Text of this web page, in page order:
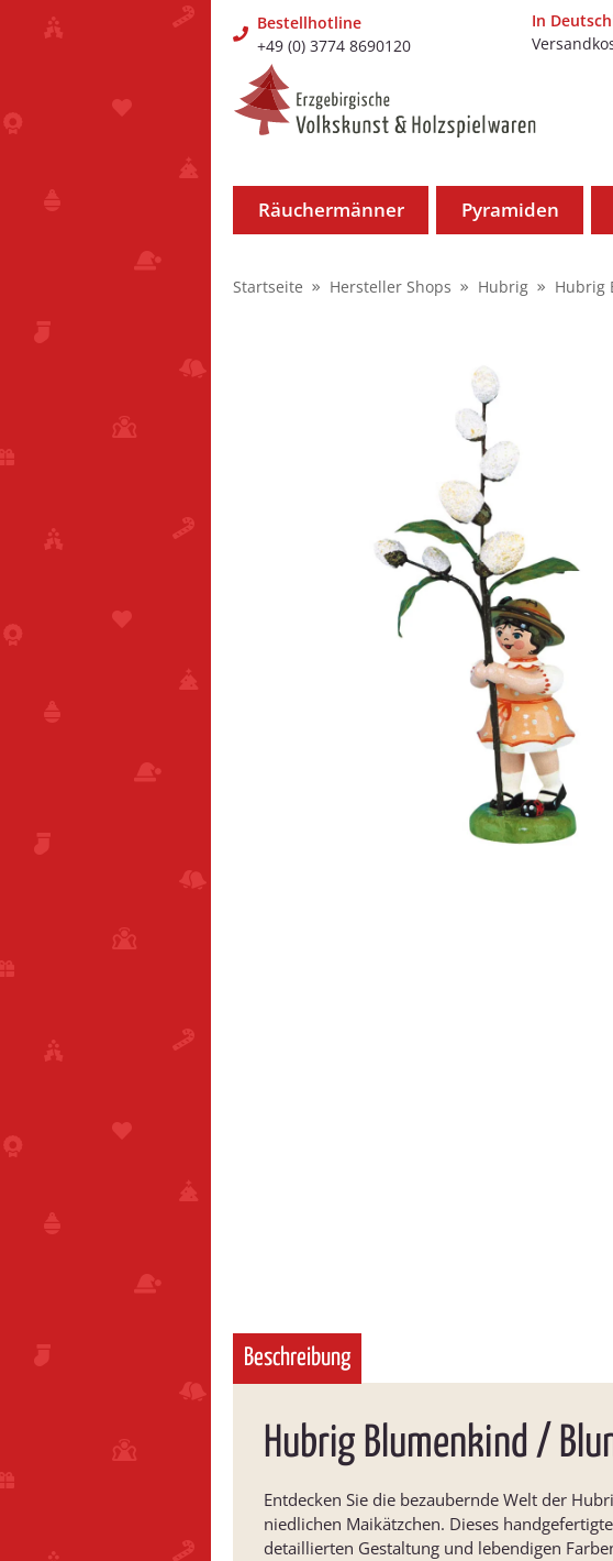
Bestellhotline
+49 (0) 3774 8690120
In
Räuchermänner Pyramiden
Startseite Hersteller Shops Hubrig Hubrig
Beschreibung
Hubrig Blumenkind /
Entdecken Sie die bezaubernde Welt der
niedlichen Maikätzchen. Dieses
detaillierten Gestaltung und lebendigen